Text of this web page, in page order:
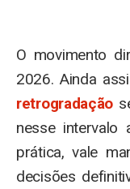
O movimento
2026. Ainda
retrogradação
nesse intervalo
prática, vale
decisões